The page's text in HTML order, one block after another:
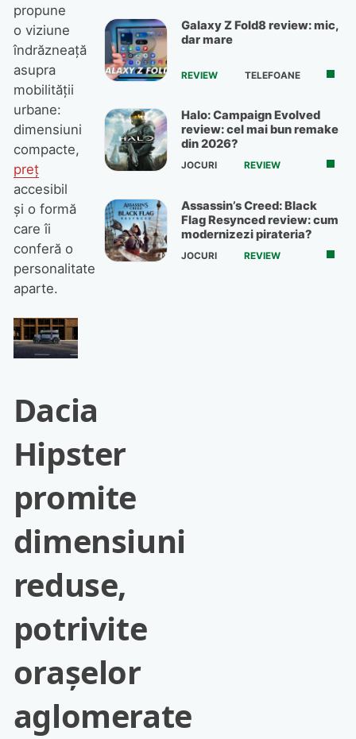
propune
o viziune
îndrăzneață
asupra
mobilității
urbane:
dimensiuni
compacte,
preț
accesibil
și o formă
care îi
conferă o
personalitate
aparte.
Dacia
Hipster
promite
dimensiuni
reduse,
potrivite
orașelor
aglomerate
Galaxy Z Fold8 review: mic,
dar mare
REVIEW TELEFOANE
Halo: Campaign Evolved
review: cel mai bun remake
din 2026?
JOCURI REVIEW
Assassin’s Creed: Black
Flag Resynced review: cum
modernizezi pirateria?
JOCURI REVIEW